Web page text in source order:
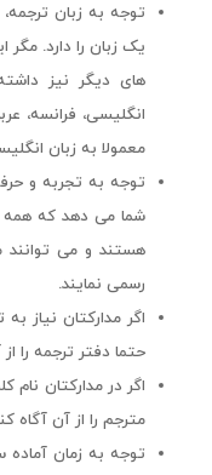
توجه به زبان
یک زبان را دارد. مگر
های دیگر نیز
انگلیسی، فرانسه،
معمولا به زبان
توجه به تجربه و
شما می دهد که همه
هستند و می توانند
رسمی نمایند.
اگر مدارکتان نیاز به
حتما دفتر ترجمه را از
اگر در مدارکتان
مترجم را از آن آگاه
توجه به زمان آماده